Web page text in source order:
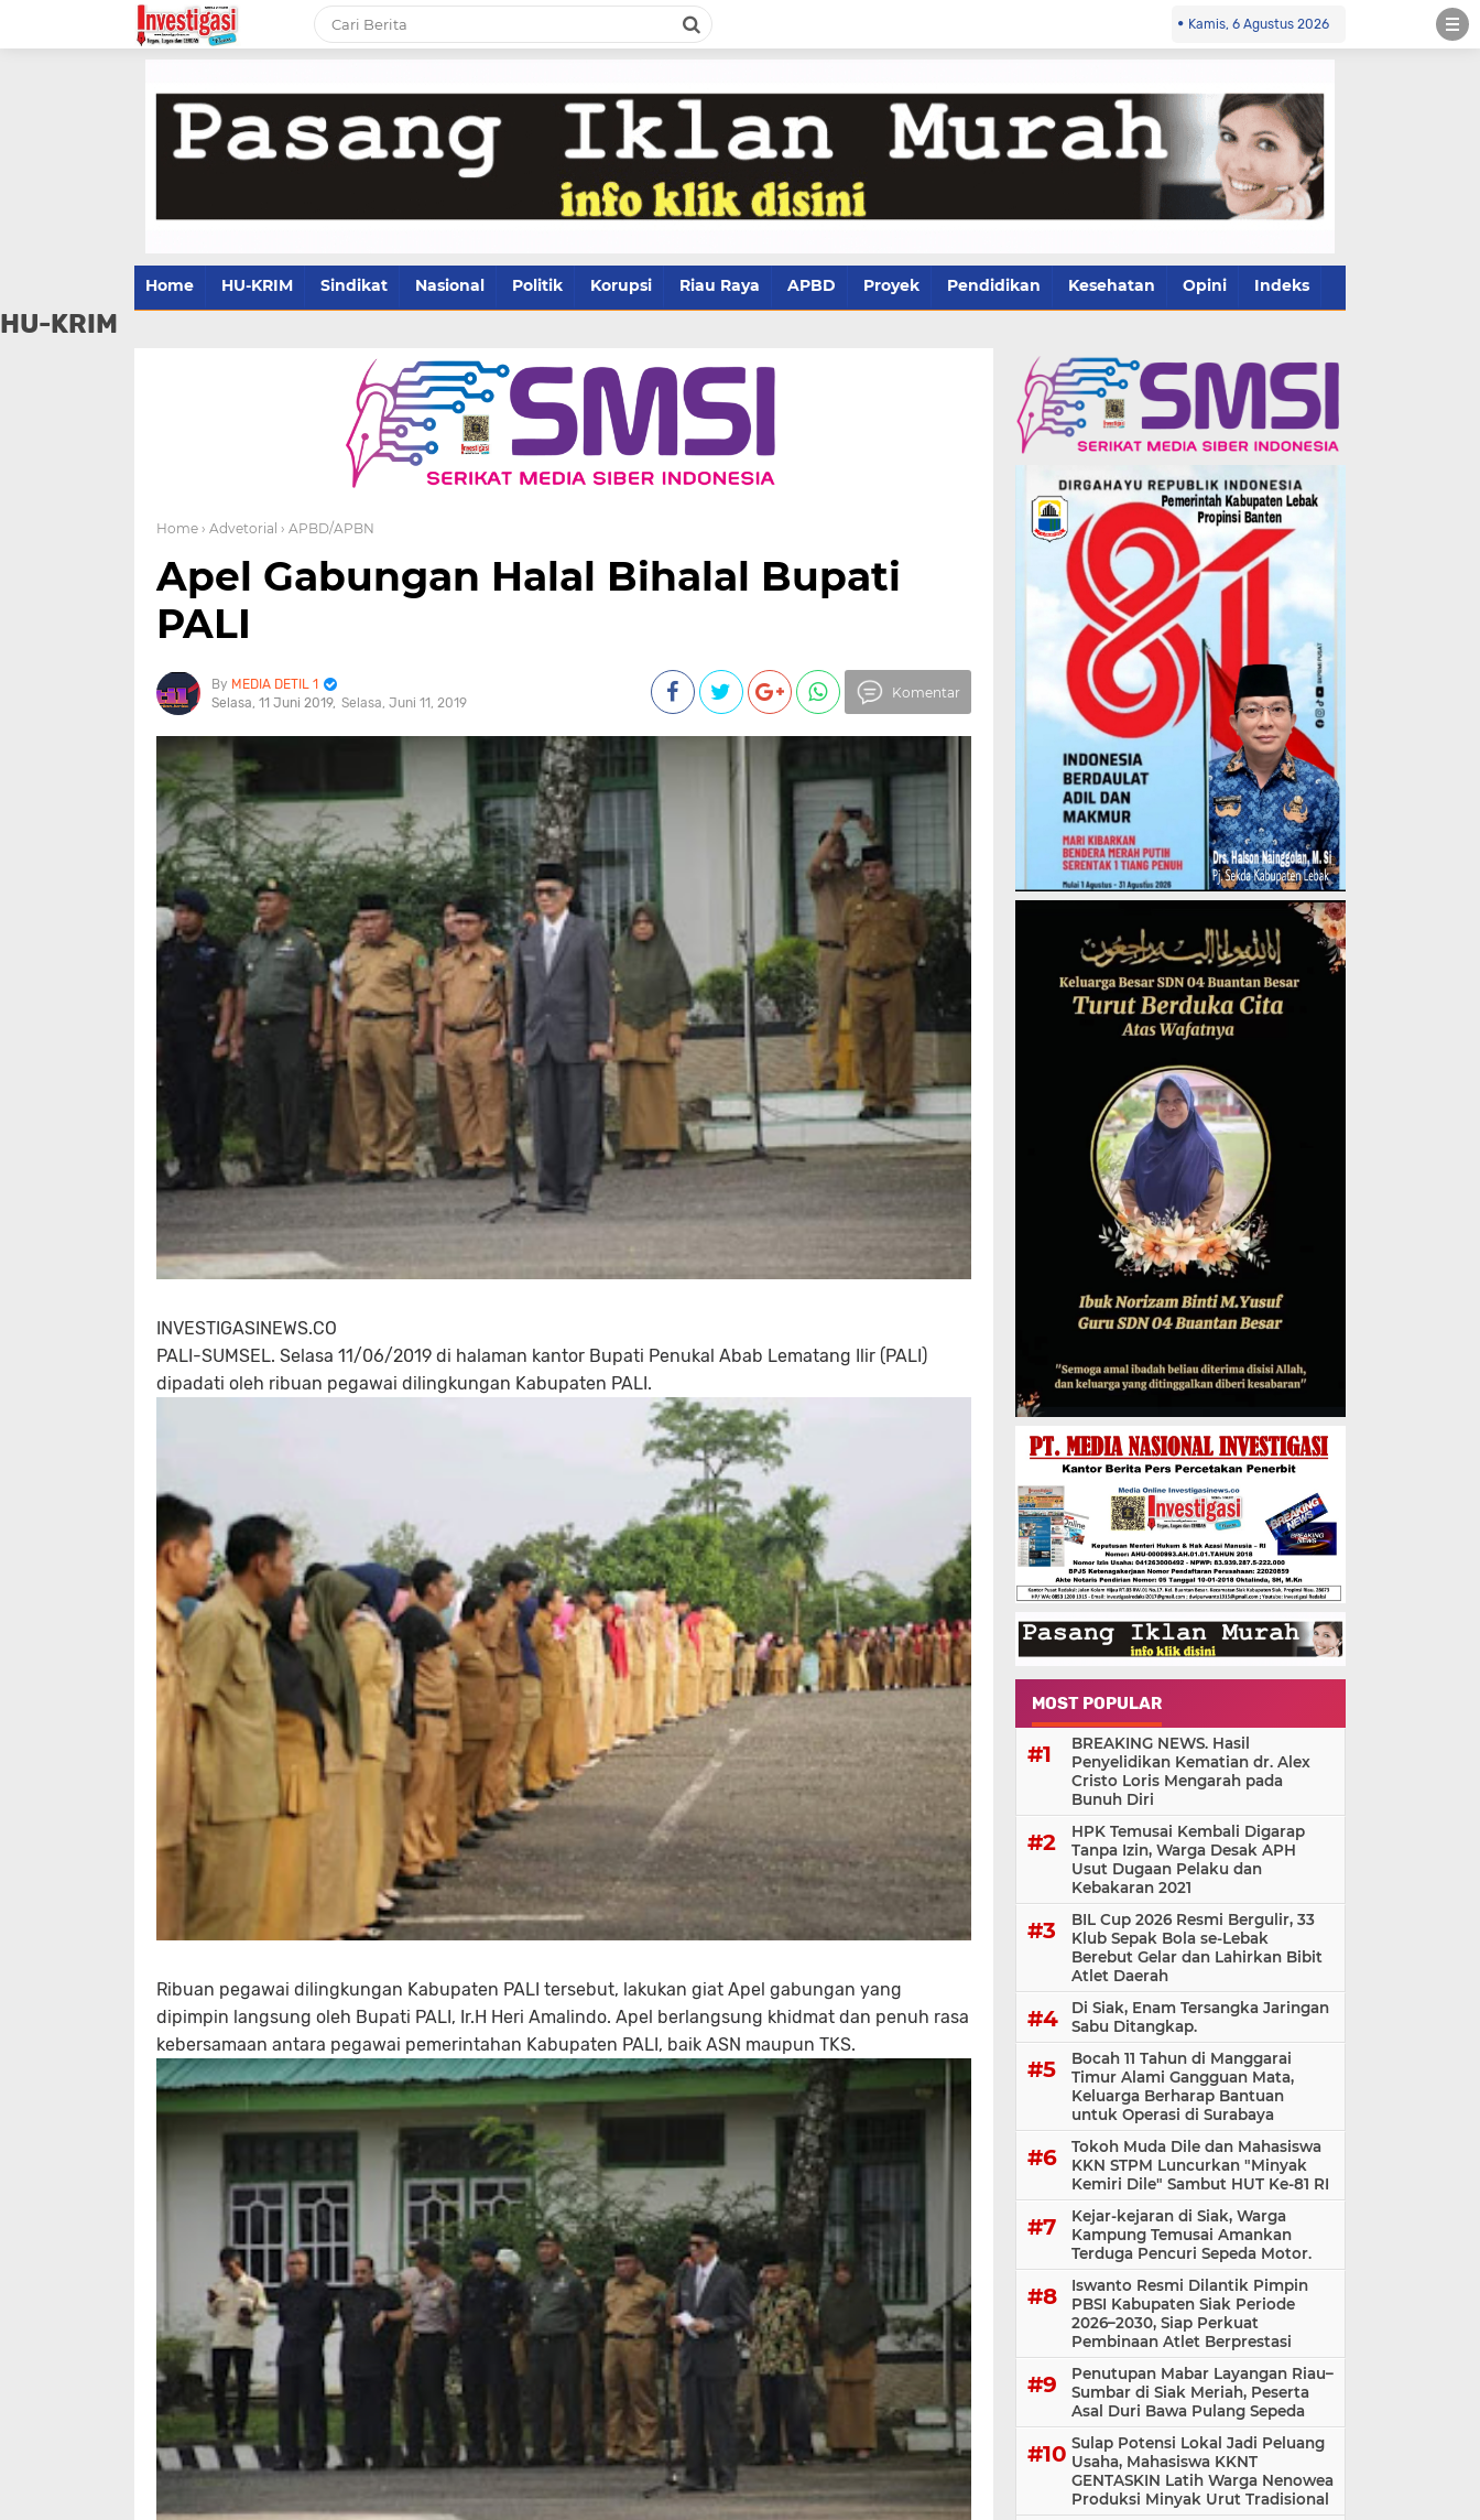
Kamis, 6 Agustus 2026
Home HU-KRIM Sindikat Nasional Politik Korupsi Riau Raya APBD Proyek Pendidikan Kesehatan Opini Indeks
HU-KRIM
Home › Advetorial › APBD/APBN
Apel Gabungan Halal Bihalal Bupati
PALI
MEDIA DETIL 1
Selasa, 11 Juni 2019 Selasa, Juni 11, 2019
Komentar
INVESTIGASINEWS.CO
PALI-SUMSEL. Selasa 11/06/2019 di halaman kantor Bupati Penukal Abab Lematang Ilir (PALI)
dipadati oleh ribuan pegawai dilingkungan Kabupaten PALI.
Ribuan pegawai dilingkungan Kabupaten PALI tersebut, lakukan giat Apel gabungan yang
dipimpin langsung oleh Bupati PALI, Ir.H Heri Amalindo. Apel berlangsung khidmat dan penuh rasa
kebersamaan antara pegawai pemerintahan Kabupaten PALI, baik ASN maupun TKS.
MOST POPULAR
BREAKING NEWS. Hasil
Penyelidikan Kematian dr. Alex
Cristo Loris Mengarah pada
Bunuh Diri
HPK Temusai Kembali Digarap
Tanpa Izin, Warga Desak APH
Usut Dugaan Pelaku dan
Kebakaran 2021
BIL Cup 2026 Resmi Bergulir, 33
Klub Sepak Bola se-Lebak
Berebut Gelar dan Lahirkan Bibit
Atlet Daerah
Di Siak, Enam Tersangka Jaringan
Sabu Ditangkap.
Bocah 11 Tahun di Manggarai
Timur Alami Gangguan Mata,
Keluarga Berharap Bantuan
untuk Operasi di Surabaya
Tokoh Muda Dile dan Mahasiswa
KKN STPM Luncurkan "Minyak
Kemiri Dile" Sambut HUT Ke-81 RI
Kejar-kejaran di Siak, Warga
Kampung Temusai Amankan
Terduga Pencuri Sepeda Motor.
Iswanto Resmi Dilantik Pimpin
PBSI Kabupaten Siak Periode
2026–2030, Siap Perkuat
Pembinaan Atlet Berprestasi
Penutupan Mabar Layangan Riau–
Sumbar di Siak Meriah, Peserta
Asal Duri Bawa Pulang Sepeda
Sulap Potensi Lokal Jadi Peluang
Usaha, Mahasiswa KKNT
GENTASKIN Latih Warga Nenowea
Produksi Minyak Urut Tradisional